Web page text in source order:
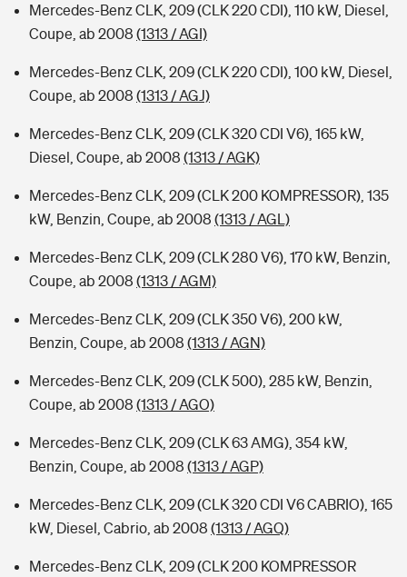
Mercedes-Benz CLK, 209 (CLK 220 CDI), 110 kW, Diesel,
Coupe, ab 2008 (1313 / AGI)
Mercedes-Benz CLK, 209 (CLK 220 CDI), 100 kW, Diesel,
Coupe, ab 2008 (1313 / AGJ)
Mercedes-Benz CLK, 209 (CLK 320 CDI V6), 165 kW,
Diesel, Coupe, ab 2008 (1313 / AGK)
Mercedes-Benz CLK, 209 (CLK 200 KOMPRESSOR), 135
kW, Benzin, Coupe, ab 2008 (1313 / AGL)
Mercedes-Benz CLK, 209 (CLK 280 V6), 170 kW, Benzin,
Coupe, ab 2008 (1313 / AGM)
Mercedes-Benz CLK, 209 (CLK 350 V6), 200 kW,
Benzin, Coupe, ab 2008 (1313 / AGN)
Mercedes-Benz CLK, 209 (CLK 500), 285 kW, Benzin,
Coupe, ab 2008 (1313 / AGO)
Mercedes-Benz CLK, 209 (CLK 63 AMG), 354 kW,
Benzin, Coupe, ab 2008 (1313 / AGP)
Mercedes-Benz CLK, 209 (CLK 320 CDI V6 CABRIO), 165
kW, Diesel, Cabrio, ab 2008 (1313 / AGQ)
Mercedes-Benz CLK, 209 (CLK 200 KOMPRESSOR